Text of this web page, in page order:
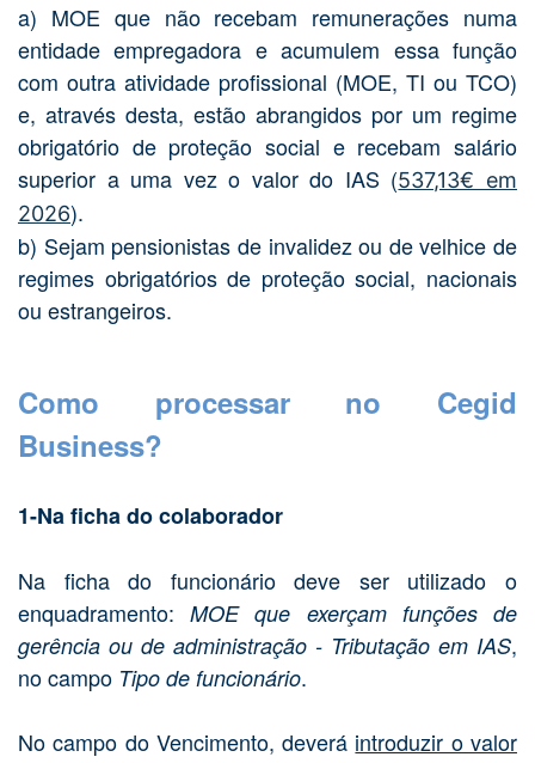
a) MOE que não recebam remunerações numa
entidade empregadora e acumulem essa função
com outra atividade profissional (MOE, TI ou TCO)
e, através desta, estão abrangidos por um regime
obrigatório de proteção social e recebam salário
superior a uma vez o valor do IAS (537,13€ em
2026).
b) Sejam pensionistas de invalidez ou de velhice de
regimes obrigatórios de proteção social, nacionais
ou estrangeiros.
Como processar no Cegid
Business?
1-Na ficha do colaborador
Na ficha do funcionário deve ser utilizado o
enquadramento:MOE que exerçam funções de
gerência ou de administração - Tributação em IAS,
no campo Tipo de funcionário.
No campo do Vencimento, deverá introduzir o valor